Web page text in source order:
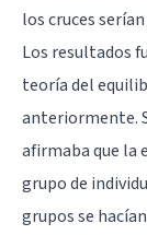
los cruces
Los resultados
teoría del
anteriormente.
afirmaba que la
grupo de
grupos se